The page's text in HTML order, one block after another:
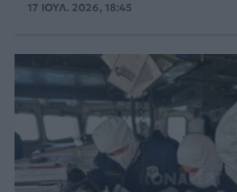
17 ΙΟΥΛ. 2026, 18:45